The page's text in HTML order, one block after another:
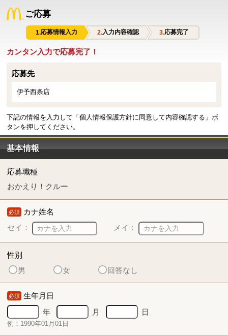
ご応募
応募情報入力 入力内容確認 応募完了
カンタン入力で応募完了！
応募先
伊予西条店
下記の情報を入力して「個人情報保護方針に同意して内容確認する」ボ
タンを押してください。
基本情報
応募職種
おかえり！クルー
必須 カナ姓名
セイ：
メイ：
性別
男
女 回答なし
必須 生年月日
年
月 日
例：1990年01月01日